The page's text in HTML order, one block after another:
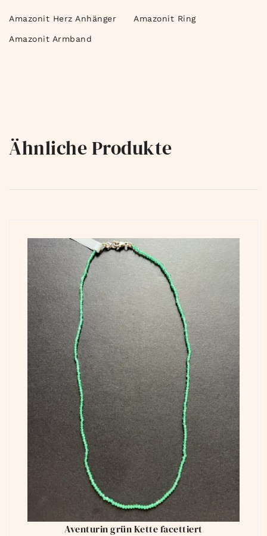
Amazonit Herz Anhänger Amazonit Ring
Amazonit Armband
Ähnliche Produkte
Aventurin grün Kette facettiert